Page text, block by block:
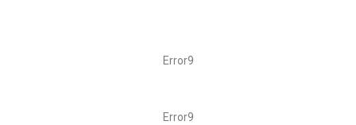
Error9
Error9